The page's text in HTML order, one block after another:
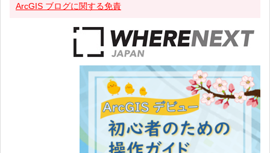
ArcGIS ブログに関する免責